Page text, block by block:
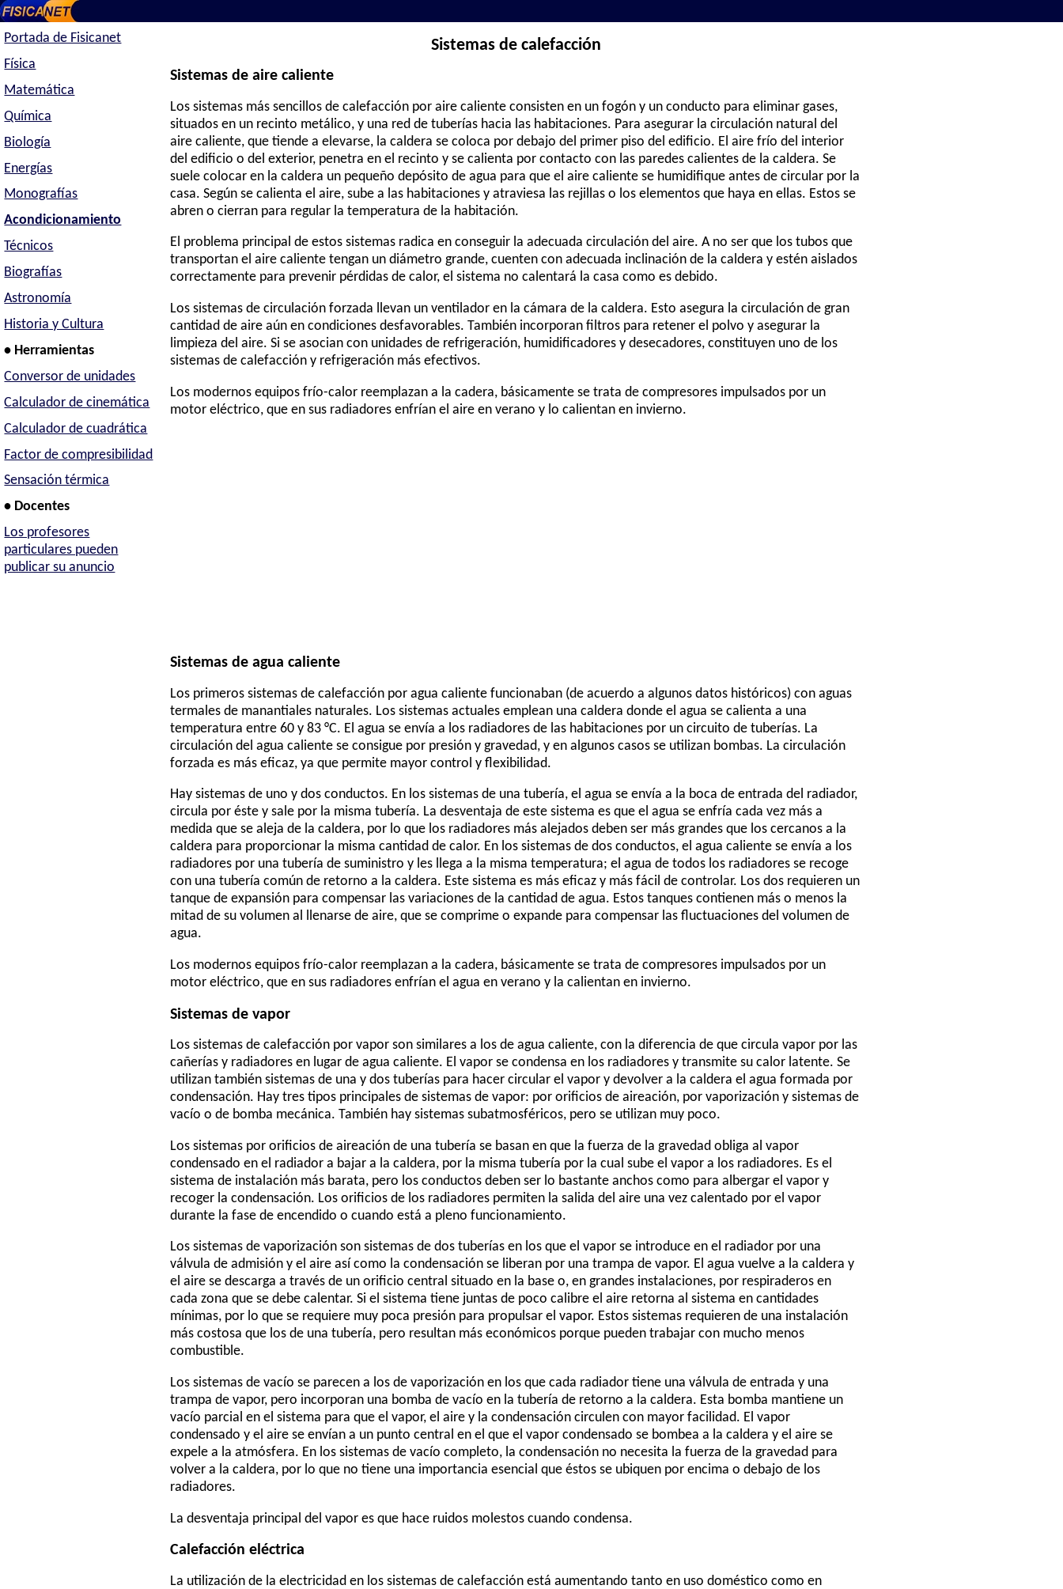
Portada de Fisicanet
Física
Matemática
Química
Biología
Energías
Monografías
Acondicionamiento
Técnicos
Biografías
Astronomía
Historia y Cultura
• Herramientas
Conversor de unidades
Calculador de cinemática
Calculador de cuadrática
Factor de compresibilidad
Sensación térmica
• Docentes
Los profesores
particulares pueden
publicar su anuncio
Sistemas de calefacción
Sistemas de aire caliente
Los sistemas más sencillos de calefacción por aire caliente consisten en un fogón y un conducto para eliminar gases,
situados en un recinto metálico, y una red de tuberías hacia las habitaciones. Para asegurar la circulación natural del
aire caliente, que tiende a elevarse, la caldera se coloca por debajo del primer piso del edificio. El aire frío del interior
del edificio o del exterior, penetra en el recinto y se calienta por contacto con las paredes calientes de la caldera. Se
suele colocar en la caldera un pequeño depósito de agua para que el aire caliente se humidifique antes de circular por la
casa. Según se calienta el aire, sube a las habitaciones y atraviesa las rejillas o los elementos que haya en ellas. Estos se
abren o cierran para regular la temperatura de la habitación.
El problema principal de estos sistemas radica en conseguir la adecuada circulación del aire. A no ser que los tubos que
transportan el aire caliente tengan un diámetro grande, cuenten con adecuada inclinación de la caldera y estén aislados
correctamente para prevenir pérdidas de calor, el sistema no calentará la casa como es debido.
Los sistemas de circulación forzada llevan un ventilador en la cámara de la caldera. Esto asegura la circulación de gran
cantidad de aire aún en condiciones desfavorables. También incorporan filtros para retener el polvo y asegurar la
limpieza del aire. Si se asocian con unidades de refrigeración, humidificadores y desecadores, constituyen uno de los
sistemas de calefacción y refrigeración más efectivos.
Los modernos equipos frío-calor reemplazan a la cadera, básicamente se trata de compresores impulsados por un
motor eléctrico, que en sus radiadores enfrían el aire en verano y lo calientan en invierno.
Sistemas de agua caliente
Los primeros sistemas de calefacción por agua caliente funcionaban (de acuerdo a algunos datos históricos) con aguas
termales de manantiales naturales. Los sistemas actuales emplean una caldera donde el agua se calienta a una
temperatura entre 60 y 83 °C. El agua se envía a los radiadores de las habitaciones por un circuito de tuberías. La
circulación del agua caliente se consigue por presión y gravedad, y en algunos casos se utilizan bombas. La circulación
forzada es más eficaz, ya que permite mayor control y flexibilidad.
Hay sistemas de uno y dos conductos. En los sistemas de una tubería, el agua se envía a la boca de entrada del radiador,
circula por éste y sale por la misma tubería. La desventaja de este sistema es que el agua se enfría cada vez más a
medida que se aleja de la caldera, por lo que los radiadores más alejados deben ser más grandes que los cercanos a la
caldera para proporcionar la misma cantidad de calor. En los sistemas de dos conductos, el agua caliente se envía a los
radiadores por una tubería de suministro y les llega a la misma temperatura; el agua de todos los radiadores se recoge
con una tubería común de retorno a la caldera. Este sistema es más eficaz y más fácil de controlar. Los dos requieren un
tanque de expansión para compensar las variaciones de la cantidad de agua. Estos tanques contienen más o menos la
mitad de su volumen al llenarse de aire, que se comprime o expande para compensar las fluctuaciones del volumen de
agua.
Los modernos equipos frío-calor reemplazan a la cadera, básicamente se trata de compresores impulsados por un
motor eléctrico, que en sus radiadores enfrían el agua en verano y la calientan en invierno.
Sistemas de vapor
Los sistemas de calefacción por vapor son similares a los de agua caliente, con la diferencia de que circula vapor por las
cañerías y radiadores en lugar de agua caliente. El vapor se condensa en los radiadores y transmite su calor latente. Se
utilizan también sistemas de una y dos tuberías para hacer circular el vapor y devolver a la caldera el agua formada por
condensación. Hay tres tipos principales de sistemas de vapor: por orificios de aireación, por vaporización y sistemas de
vacío o de bomba mecánica. También hay sistemas subatmosféricos, pero se utilizan muy poco.
Los sistemas por orificios de aireación de una tubería se basan en que la fuerza de la gravedad obliga al vapor
condensado en el radiador a bajar a la caldera, por la misma tubería por la cual sube el vapor a los radiadores. Es el
sistema de instalación más barata, pero los conductos deben ser lo bastante anchos como para albergar el vapor y
recoger la condensación. Los orificios de los radiadores permiten la salida del aire una vez calentado por el vapor
durante la fase de encendido o cuando está a pleno funcionamiento.
Los sistemas de vaporización son sistemas de dos tuberías en los que el vapor se introduce en el radiador por una
válvula de admisión y el aire así como la condensación se liberan por una trampa de vapor. El agua vuelve a la caldera y
el aire se descarga a través de un orificio central situado en la base o, en grandes instalaciones, por respiraderos en
cada zona que se debe calentar. Si el sistema tiene juntas de poco calibre el aire retorna al sistema en cantidades
mínimas, por lo que se requiere muy poca presión para propulsar el vapor. Estos sistemas requieren de una instalación
más costosa que los de una tubería, pero resultan más económicos porque pueden trabajar con mucho menos
combustible.
Los sistemas de vacío se parecen a los de vaporización en los que cada radiador tiene una válvula de entrada y una
trampa de vapor, pero incorporan una bomba de vacío en la tubería de retorno a la caldera. Esta bomba mantiene un
vacío parcial en el sistema para que el vapor, el aire y la condensación circulen con mayor facilidad. El vapor
condensado y el aire se envían a un punto central en el que el vapor condensado se bombea a la caldera y el aire se
expele a la atmósfera. En los sistemas de vacío completo, la condensación no necesita la fuerza de la gravedad para
volver a la caldera, por lo que no tiene una importancia esencial que éstos se ubiquen por encima o debajo de los
radiadores.
La desventaja principal del vapor es que hace ruidos molestos cuando condensa.
Calefacción eléctrica
La utilización de la electricidad en los sistemas de calefacción está aumentando tanto en uso doméstico como en